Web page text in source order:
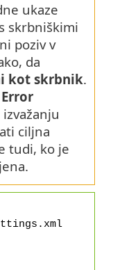
ukaze
skrbniškimi
poziv v
da
kot skrbnik.
Error
izvažanju
ciljna
tudi, ko je